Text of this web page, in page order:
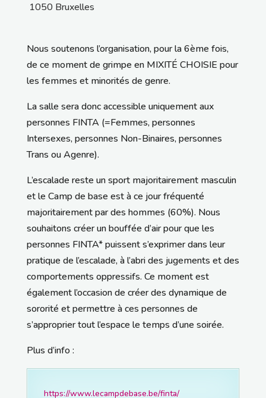
1050 Bruxelles
Nous soutenons l’organisation, pour la 6ème fois,
de ce moment de grimpe en MIXITÉ CHOISIE pour
les femmes et minorités de genre.
La salle sera donc accessible uniquement aux
personnes FINTA (=Femmes, personnes
Intersexes, personnes Non-Binaires, personnes
Trans ou Agenre).
L’escalade reste un sport majoritairement masculin
et le Camp de base est à ce jour fréquenté
majoritairement par des hommes (60%). Nous
souhaitons créer un bouffée d’air pour que les
personnes FINTA* puissent s’exprimer dans leur
pratique de l’escalade, à l’abri des jugements et des
comportements oppressifs. Ce moment est
également l’occasion de créer des dynamique de
sororité et permettre à ces personnes de
s’approprier tout l’espace le temps d’une soirée.
Plus d’info :
https://www.lecampdebase.be/finta/